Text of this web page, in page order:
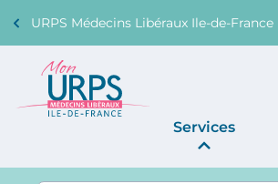
URPS Médecins Libéraux Ile-de-France
Support Médecin
01 45 45 45 45
Services